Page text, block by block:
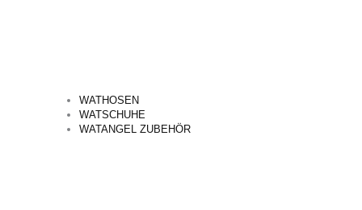
WATHOSEN
WATSCHUHE
WATANGEL ZUBEHÖR